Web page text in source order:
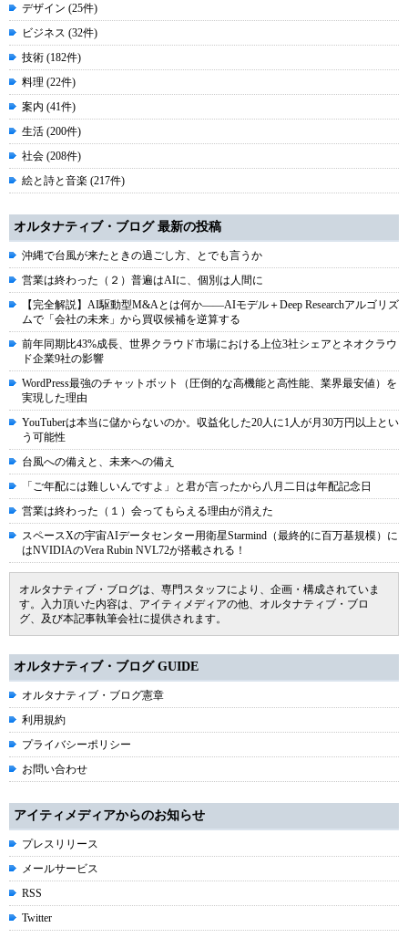
デザイン (25件)
ビジネス (32件)
技術 (182件)
料理 (22件)
案内 (41件)
生活 (200件)
社会 (208件)
絵と詩と音楽 (217件)
オルタナティブ・ブログ 最新の投稿
沖縄で台風が来たときの過ごし方、とでも言うか
営業は終わった（２）普遍はAIに、個別は人間に
【完全解説】AI駆動型M&Aとは何か――AIモデル＋Deep Researchアルゴリズ
ムで「会社の未来」から買収候補を逆算する
前年同期比43%成長、世界クラウド市場における上位3社シェアとネオクラウ
ド企業9社の影響
WordPress最強のチャットボット（圧倒的な高機能と高性能、業界最安値）を
実現した理由
YouTuberは本当に儲からないのか。収益化した20人に1人が月30万円以上とい
う可能性
台風への備えと、未来への備え
「ご年配には難しいんですよ」と君が言ったから八月二日は年配記念日
営業は終わった（１）会ってもらえる理由が消えた
スペースXの宇宙AIデータセンター用衛星Starmind（最終的に百万基規模）に
はNVIDIAのVera Rubin NVL72が搭載される！
オルタナティブ・ブログは、専門スタッフにより、企画・構成されていま
す。入力頂いた内容は、アイティメディアの他、オルタナティブ・ブロ
グ、及び本記事執筆会社に提供されます。
オルタナティブ・ブログ GUIDE
オルタナティブ・ブログ憲章
利用規約
プライバシーポリシー
お問い合わせ
アイティメディアからのお知らせ
プレスリリース
メールサービス
RSS
Twitter